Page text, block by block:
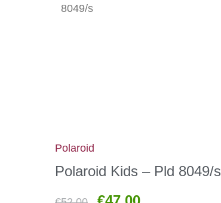
8049/s
Polaroid
Polaroid Kids – Pld 8049/s